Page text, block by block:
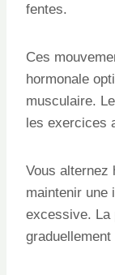
fentes.
Ces
hormonale
musculaire.
les exercices
Vous alternez
maintenir une
excessive. La